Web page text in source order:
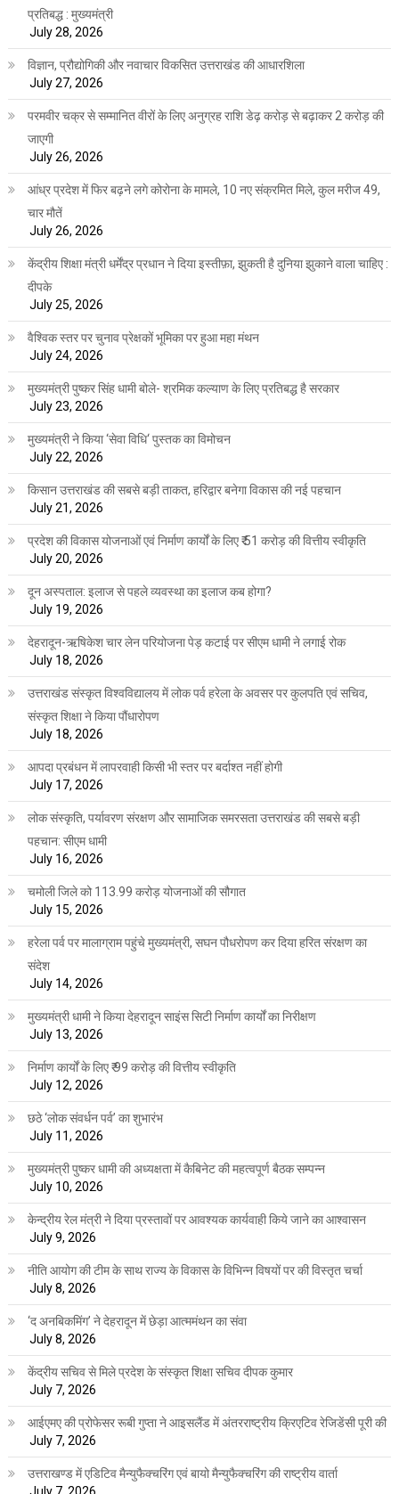
प्रतिबद्ध : मुख्यमंत्री
July 28, 2026
विज्ञान, प्रौद्योगिकी और नवाचार विकसित उत्तराखंड की आधारशिला
July 27, 2026
परमवीर चक्र से सम्मानित वीरों के लिए अनुग्रह राशि डेढ़ करोड़ से बढ़ाकर 2 करोड़ की
जाएगी
July 26, 2026
आंध्र प्रदेश में फिर बढ़ने लगे कोरोना के मामले, 10 नए संक्रमित मिले, कुल मरीज 49,
चार मौतें
July 26, 2026
केंद्रीय शिक्षा मंत्री धर्मेंद्र प्रधान ने दिया इस्तीफ़ा, झुकती है दुनिया झुकाने वाला चाहिए :
दीपके
July 25, 2026
वैश्विक स्तर पर चुनाव प्रेक्षकों भूमिका पर हुआ महा मंथन
July 24, 2026
मुख्यमंत्री पुष्कर सिंह धामी बोले- श्रमिक कल्याण के लिए प्रतिबद्ध है सरकार
July 23, 2026
मुख्यमंत्री ने किया ‘सेवा विधि‘ पुस्तक का विमोचन
July 22, 2026
किसान उत्तराखंड की सबसे बड़ी ताकत, हरिद्वार बनेगा विकास की नई पहचान
July 21, 2026
प्रदेश की विकास योजनाओं एवं निर्माण कार्यों के लिए ₹ 51 करोड़ की वित्तीय स्वीकृति
July 20, 2026
दून अस्पताल: इलाज से पहले व्यवस्था का इलाज कब होगा?
July 19, 2026
देहरादून-ऋषिकेश चार लेन परियोजना पेड़ कटाई पर सीएम धामी ने लगाई रोक
July 18, 2026
उत्तराखंड संस्कृत विश्वविद्यालय में लोक पर्व हरेला के अवसर पर कुलपति एवं सचिव,
संस्कृत शिक्षा ने किया पौंधारोपण
July 18, 2026
आपदा प्रबंधन में लापरवाही किसी भी स्तर पर बर्दाश्त नहीं होगी
July 17, 2026
लोक संस्कृति, पर्यावरण संरक्षण और सामाजिक समरसता उत्तराखंड की सबसे बड़ी
पहचान: सीएम धामी
July 16, 2026
चमोली जिले को 113.99 करोड़ योजनाओं की सौगात
July 15, 2026
हरेला पर्व पर मालाग्राम पहुंचे मुख्यमंत्री, सघन पौधरोपण कर दिया हरित संरक्षण का
संदेश
July 14, 2026
मुख्यमंत्री धामी ने किया देहरादून साइंस सिटी निर्माण कार्यों का निरीक्षण
July 13, 2026
निर्माण कार्यों के लिए ₹ 99 करोड़ की वित्तीय स्वीकृति
July 12, 2026
छठे ‘लोक संवर्धन पर्व’ का शुभारंभ
July 11, 2026
मुख्यमंत्री पुष्कर धामी की अध्यक्षता में कैबिनेट की महत्वपूर्ण बैठक सम्पन्न
July 10, 2026
केन्द्रीय रेल मंत्री ने दिया प्रस्तावों पर आवश्यक कार्यवाही किये जाने का आश्वासन
July 9, 2026
नीति आयोग की टीम के साथ राज्य के विकास के विभिन्न विषयों पर की विस्तृत चर्चा
July 8, 2026
‘द अनबिकमिंग’ ने देहरादून में छेड़ा आत्ममंथन का संवा
July 8, 2026
केंद्रीय सचिव से मिले प्रदेश के संस्कृत शिक्षा सचिव दीपक कुमार
July 7, 2026
आईएमए की प्रोफेसर रूबी गुप्ता ने आइसलैंड में अंतरराष्ट्रीय क्रिएटिव रेजिडेंसी पूरी की
July 7, 2026
उत्तराखण्ड में एडिटिव मैन्युफैक्चरिंग एवं बायो मैन्युफैक्चरिंग की राष्ट्रीय वार्ता